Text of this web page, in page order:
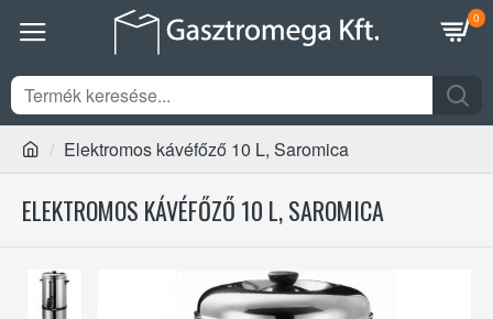
0
Elektromos kávéfőző 10 L, Saromica
ELEKTROMOS KÁVÉFŐZŐ 10 L, SAROMICA